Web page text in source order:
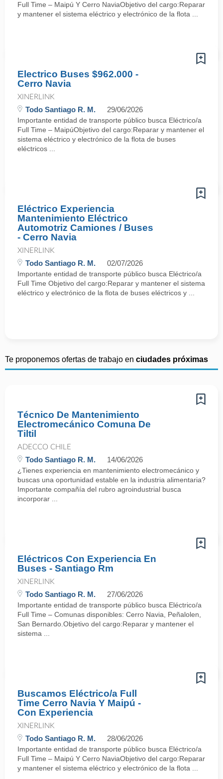
Full Time – Maipú Y Cerro NaviaObjetivo del cargo:Reparar
y mantener el sistema eléctrico y electrónico de la flota ...
Electrico Buses $962.000 -
Cerro Navia
XINERLINK
Todo Santiago R. M. 29/06/2026
Importante entidad de transporte público busca Eléctrico/a
Full Time – MaipúObjetivo del cargo:Reparar y mantener el
sistema eléctrico y electrónico de la flota de buses
eléctricos ...
Eléctrico Experiencia
Mantenimiento Eléctrico
Automotriz Camiones / Buses
- Cerro Navia
XINERLINK
Todo Santiago R. M. 02/07/2026
Importante entidad de transporte público busca Eléctrico/a
Full Time Objetivo del cargo:Reparar y mantener el sistema
eléctrico y electrónico de la flota de buses eléctricos y ...
Te proponemos ofertas de trabajo en ciudades próximas
Técnico De Mantenimiento
Electromecánico Comuna De
Tiltil
ADECCO CHILE
Todo Santiago R. M. 14/06/2026
¿Tienes experiencia en mantenimiento electromecánico y
buscas una oportunidad estable en la industria alimentaria?
Importante compañía del rubro agroindustrial busca
incorporar ...
Eléctricos Con Experiencia En
Buses - Santiago Rm
XINERLINK
Todo Santiago R. M. 27/06/2026
Importante entidad de transporte público busca Eléctrico/a
Full Time – Comunas disponibles: Cerro Navia, Peñalolen,
San Bernardo.Objetivo del cargo:Reparar y mantener el
sistema ...
Buscamos Eléctrico/a Full
Time Cerro Navia Y Maipú -
Con Experiencia
XINERLINK
Todo Santiago R. M. 28/06/2026
Importante entidad de transporte público busca Eléctrico/a
Full Time – Maipú Y Cerro NaviaObjetivo del cargo:Reparar
y mantener el sistema eléctrico y electrónico de la flota ...